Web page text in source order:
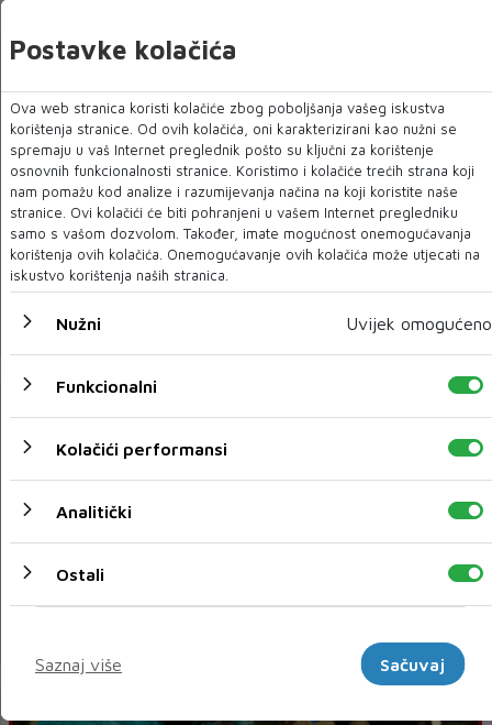
ALEKSANDRA RADOVIĆ O MOSTARSKOM KONCERTU:
Možete očekivati dobru svirku, dobro raspoloženje i
vrhunsku atmosferu!
Postavke kolačića
Ova web stranica koristi kolačiće zbog poboljšanja vašeg iskustva
korištenja stranice. Od ovih kolačića, oni karakterizirani kao nužni se
spremaju u vaš Internet preglednik pošto su ključni za korištenje
osnovnih funkcionalnosti stranice. Koristimo i kolačiće trećih strana koji
nam pomažu kod analize i razumijevanja načina na koji koristite naše
stranice. Ovi kolačići će biti pohranjeni u vašem Internet pregledniku
samo s vašom dozvolom. Također, imate mogućnost onemogućavanja
korištenja ovih kolačića. Onemogućavanje ovih kolačića može utjecati na
iskustvo korištenja naših stranica.
Nužni Uvijek omogućeno
Funkcionalni
Kolačići performansi
Analitički
Ostali
Saznaj više
Sačuvaj